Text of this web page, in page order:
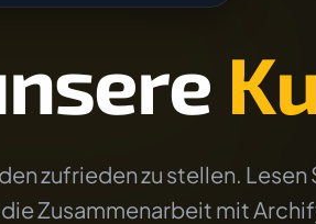
zufrieden zu stellen. Lesen
Zusammenarbeit mit